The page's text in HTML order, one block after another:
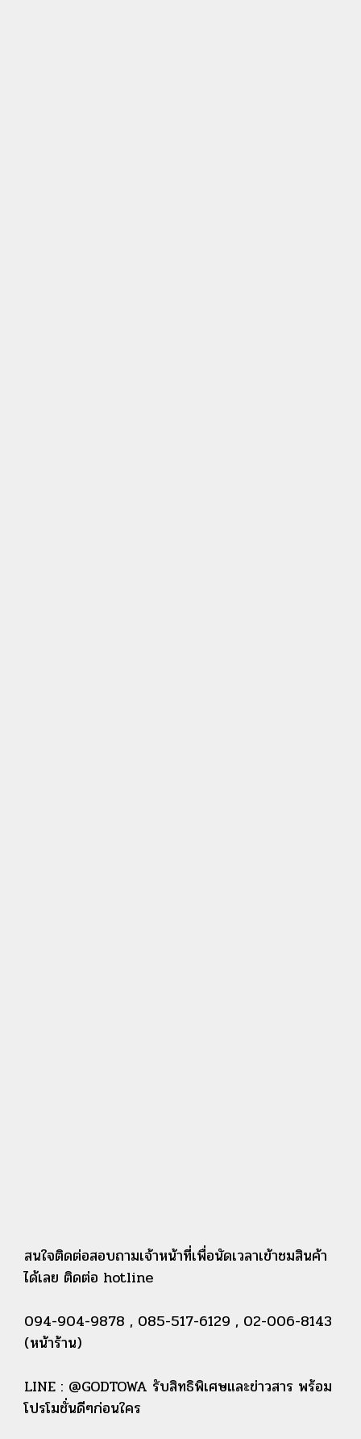
สนใจติดต่อสอบถามเจ้าหน้าที่เพื่อนัดเวลาเข้าชมสินค้า
ได้เลย ติดต่อ hotline
094-904-9878 , 085-517-6129 , 02-006-8143
(หน้าร้าน)
LINE : @GODTOWA รับสิทธิพิเศษและข่าวสาร พร้อม
โปรโมชั่นดีๆก่อนใคร